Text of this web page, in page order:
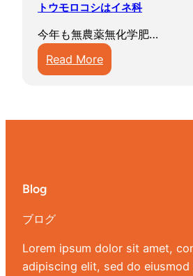
モ
ロ
コ
シ
農
栽
培
トウモロコシはイネ科
今年も無農薬無化学肥…
Read More:
ト
Blog
ブログ
Lorem ipsum dolor sit amet,
adipiscing elit, sed do